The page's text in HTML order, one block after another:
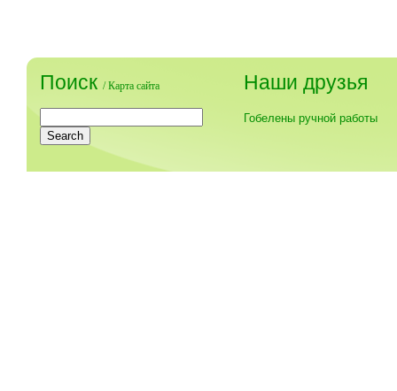
Поиск /Карта сайта Наши друзья
Гобелены ручной работы